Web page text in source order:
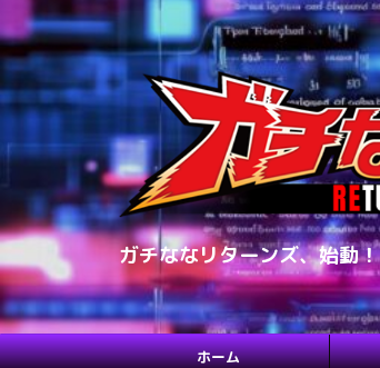
ガチななリターンズ、始動！
ホーム